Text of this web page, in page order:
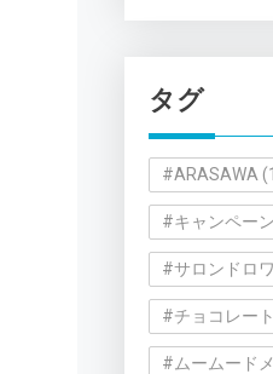
ー
タグ
#ARASAWA
#キャンペーン
#サロンドロ
#チョコレート
#ムームード